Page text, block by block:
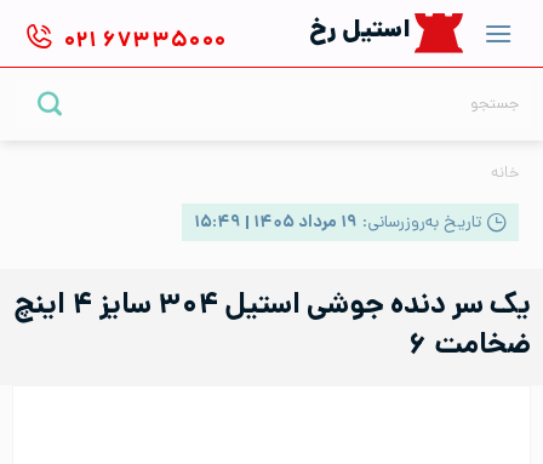
content
استیل رخ ۰۲۱ ۶۷۳۳۵۰۰۰
خانه
تاریخ به‌روزرسانی: ۱۹ مرداد ۱۴۰۵ | ۱۵:۴۹
یک سر دنده جوشی استیل ۳۰۴ سایز ۴ اینچ
ضخامت ۶